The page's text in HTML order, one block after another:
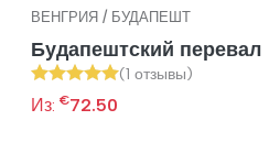
ВЕНГРИЯ / БУДАПЕШТ
Будапештский перевал
(1 отзывы)
Из: €72.50